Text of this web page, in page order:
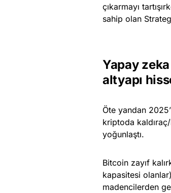
çıkarmayı
sahip olan
Yapay
altyapı
Öte yandan
kriptoda
yoğunlaştı.
Bitcoin zayıf
kapasitesi
madencilerden